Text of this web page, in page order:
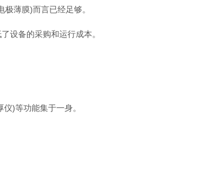
薄膜)而言已经足够。
设备的采购和运行成本。
)等功能集于一身。